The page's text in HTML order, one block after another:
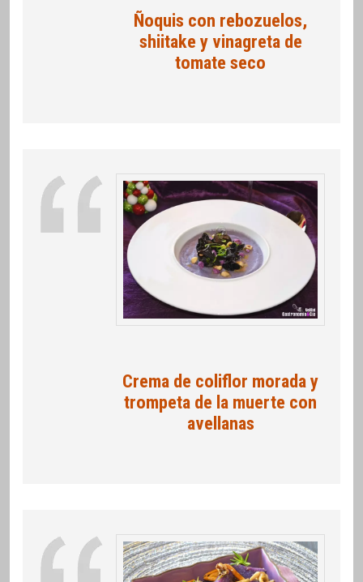
Ñoquis con rebozuelos,
shiitake y vinagreta de
tomate seco
Crema de coliflor morada y
trompeta de la muerte con
avellanas